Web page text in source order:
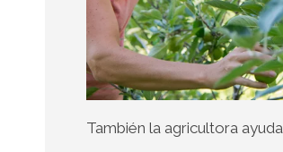
También la agricultora ayuda